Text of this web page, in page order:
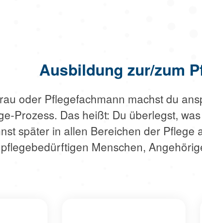
Ausbildung zur/zum
oder Pflegefachmann machst du
Prozess. Das heißt: Du überlegst,
später in allen Bereichen der
pflegebedürftigen Menschen,